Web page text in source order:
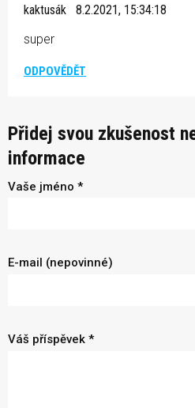
kaktusák
8.2.2021, 15:34:18
super
ODPOVĚDĚT
Přidej svou zkušenost
informace
Vaše jméno *
E-mail (nepovinné)
Váš příspěvek *